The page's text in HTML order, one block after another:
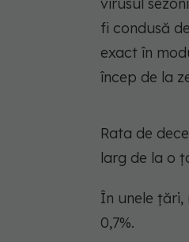
fi condusă
exact în
încep de la
Rata de
larg de la o
În unele
0,7%.